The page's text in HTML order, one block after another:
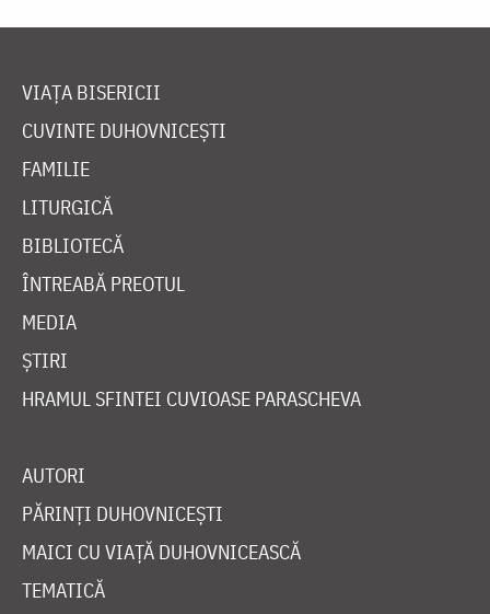
VIAȚA BISERICII
CUVINTE DUHOVNICEȘTI
FAMILIE
LITURGICĂ
BIBLIOTECĂ
ÎNTREABĂ PREOTUL
MEDIA
ȘTIRI
HRAMUL SFINTEI CUVIOASE PARASCHEVA
AUTORI
PĂRINȚI DUHOVNICEȘTI
MAICI CU VIAȚĂ DUHOVNICEASCĂ
TEMATICĂ